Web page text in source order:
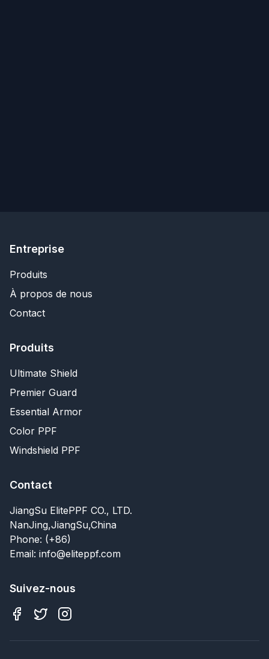
Entreprise
Produits
À propos de nous
Contact
Produits
Ultimate Shield
Premier Guard
Essential Armor
Color PPF
Windshield PPF
Contact
JiangSu ElitePPF CO., LTD.
NanJing,JiangSu,China
Phone: (+86)
Email: info@eliteppf.com
Suivez-nous